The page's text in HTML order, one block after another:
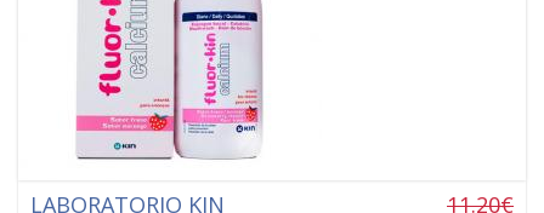
LABORATORIO KIN 11.20€